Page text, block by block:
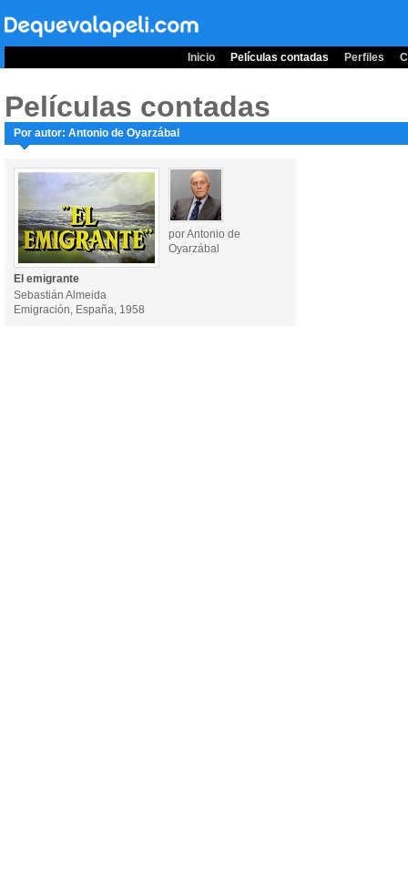
Inicio Películas contadas Perfiles
Películas contadas
Por autor: Antonio de Oyarzábal
por Antonio de
Oyarzábal
El emigrante
Sebastián Almeida
Emigración, España, 1958